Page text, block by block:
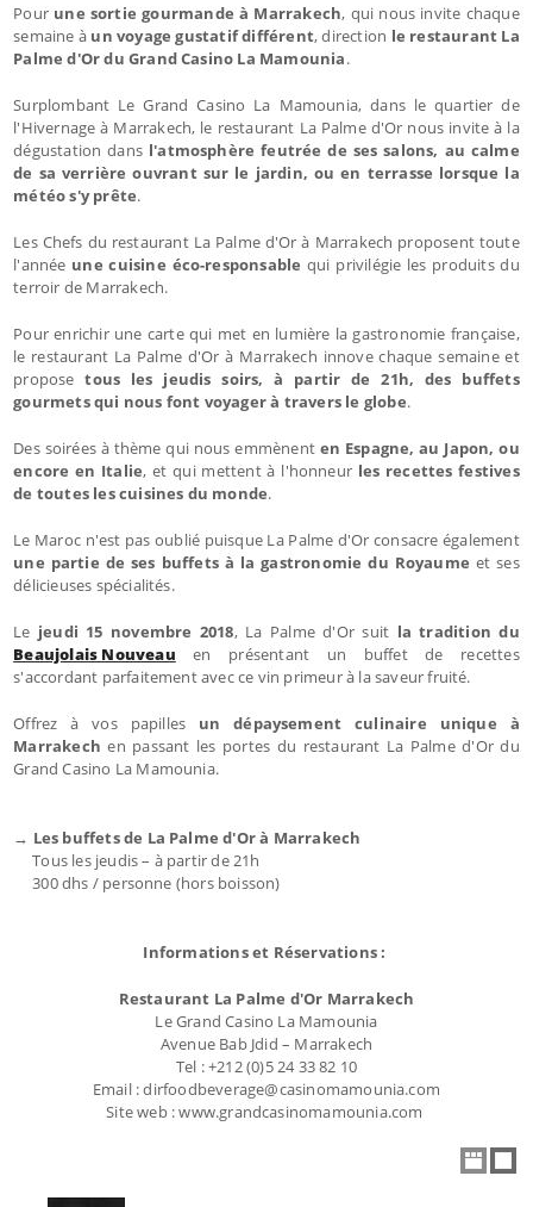
Pour une sortie gourmande à Marrakech, qui nous invite chaque
semaine à un voyage gustatif différent, direction le restaurant La
Palme d'Or du Grand Casino La Mamounia.
Surplombant Le Grand Casino La Mamounia, dans le quartier de
l'Hivernage à Marrakech, le restaurant La Palme d'Or nous invite à la
dégustation dans l'atmosphère feutrée de ses salons, au calme
de sa verrière ouvrant sur le jardin, ou en terrasse lorsque la
météo s'y prête.
Les Chefs du restaurant La Palme d'Or à Marrakech proposent toute
l'année une cuisine éco-responsablequi privilégie les produits du
terroir de Marrakech.
Pour enrichir une carte qui met en lumière la gastronomie française,
le restaurant La Palme d'Or à Marrakech innove chaque semaine et
proposetous les jeudis soirs, à partir de 21h, des buffets
gourmets qui nous font voyager à travers le globe.
Des soirées à thème qui nous emmènent en Espagne, au Japon, ou
encore en Italie, et qui mettent à l'honneur les recettes festives
de toutes les cuisines du monde.
Le Maroc n'est pas oublié puisque La Palme d'Or consacre également
une partie de ses buffets à la gastronomie du Royaume et ses
délicieuses spécialités.
Le jeudi 15 novembre 2018, La Palme d'Or suit la tradition du
Beaujolais Nouveau en présentant un buffet de recettes
s'accordant parfaitement avec ce vin primeur à la saveur fruité.
Offrez à vos papilles un dépaysement culinaire unique à
Marrakech en passant les portes du restaurant La Palme d'Or du
Grand Casino La Mamounia.
→ Les buffets de La Palme d'Or à Marrakech
Tous les jeudis – à partir de 21h
300 dhs / personne (hors boisson)
Informations et Réservations :
Restaurant La Palme d'Or Marrakech
Le Grand Casino La Mamounia
Avenue Bab Jdid – Marrakech
Tel : +212 (0)5 24 33 82 10
Email : dirfoodbeverage@casinomamounia.com
Site web : www.grandcasinomamounia.com